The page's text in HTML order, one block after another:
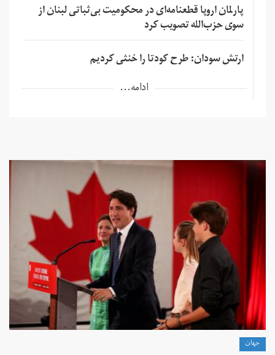
پارلمان اروپا قطعنامه‌ای در محکومیت بی‌ثباتی لبنان از
سوی حزب‌الله تصویب کرد
ارتش سودان: طرح کودتا را خنثی کردیم
ادامه...
جهان